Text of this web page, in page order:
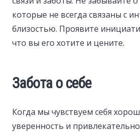
которые не всегда связаны с
близостью. Проявите
что вы его хотите и цените.
Забота о себе
Когда мы чувствуем себя
уверенность и